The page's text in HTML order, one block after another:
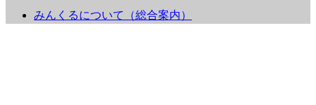
みんくるについて（総合案内）